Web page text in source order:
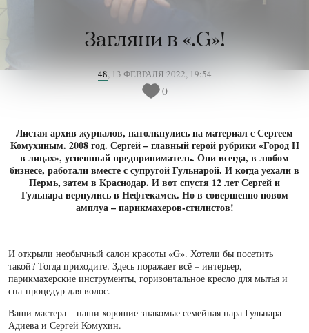
Загляни в «.G»!
48, 13 ФЕВРАЛЯ 2022, 19:54
0
Листая архив журналов, натолкнулись на материал с Сергеем
Комухиным. 2008 год. Сергей – главный герой рубрики «Город Н
в лицах», успешный предприниматель. Они всегда, в любом
бизнесе, работали вместе с супругой Гульнарой. И когда уехали в
Пермь, затем в Краснодар. И вот спустя 12 лет Сергей и
Гульнара вернулись в Нефтекамск. Но в совершенно новом
амплуа – парикмахеров-стилистов!
И открыли необычный салон красоты «G». Хотели бы посетить
такой? Тогда приходите. Здесь поражает всё – интерьер,
парикмахерские инструменты, горизонтальное кресло для мытья и
спа-процедур для волос.
Ваши мастера – наши хорошие знакомые семейная пара Гульнара
Адиева и Сергей Комухин.